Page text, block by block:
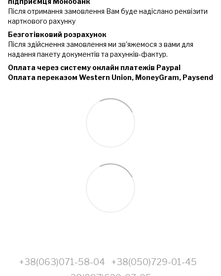
Після отримання замовлення Вам буде надіслано реквізити
карткового рахунку
Безготівковий розрахунок
Після здійснення замовлення ми зв'яжемося з вами для
надання пакету документів та рахунків-фактур.
Оплата через систему онлайн платежів Paypal
Оплата переказом Western Union, MoneyGram, Paysend
+38(063)071-58-04
+38(050)729-01-45